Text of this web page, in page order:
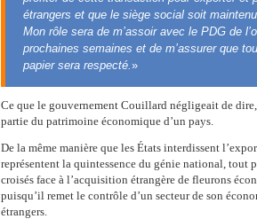
étrangers et que le siège social soit
Mon rôle sera de m’assoir avec le PDG de
prochaines semaines et de m’assurer que
papier sera respecté.»
Ce que le gouvernement Couillard négligeait de
partie du patrimoine économique d’un pays.
De la même manière que les États interdissent
représentent la quintessence du génie national, tout
croisés face à l’acquisition étrangère de fleurons
puisqu’il remet le contrôle d’un secteur de son
étrangers.